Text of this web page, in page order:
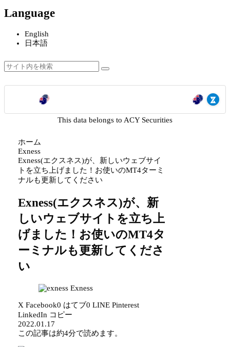
Language
English
日本語
This data belongs to ACY Securities
ホーム
Exness
Exness(エクスネス)が、新しいウェブサイ
トを立ち上げました！お使いのMT4ターミ
ナルも更新してください
Exness(エクスネス)が、新
しいウェブサイトを立ち上
げました！お使いのMT4タ
ーミナルも更新してくださ
い
Exness
X Facebook0 はてブ0 LINE Pinterest
LinkedIn コピー
2022.01.17
この記事は約4分で読めます。